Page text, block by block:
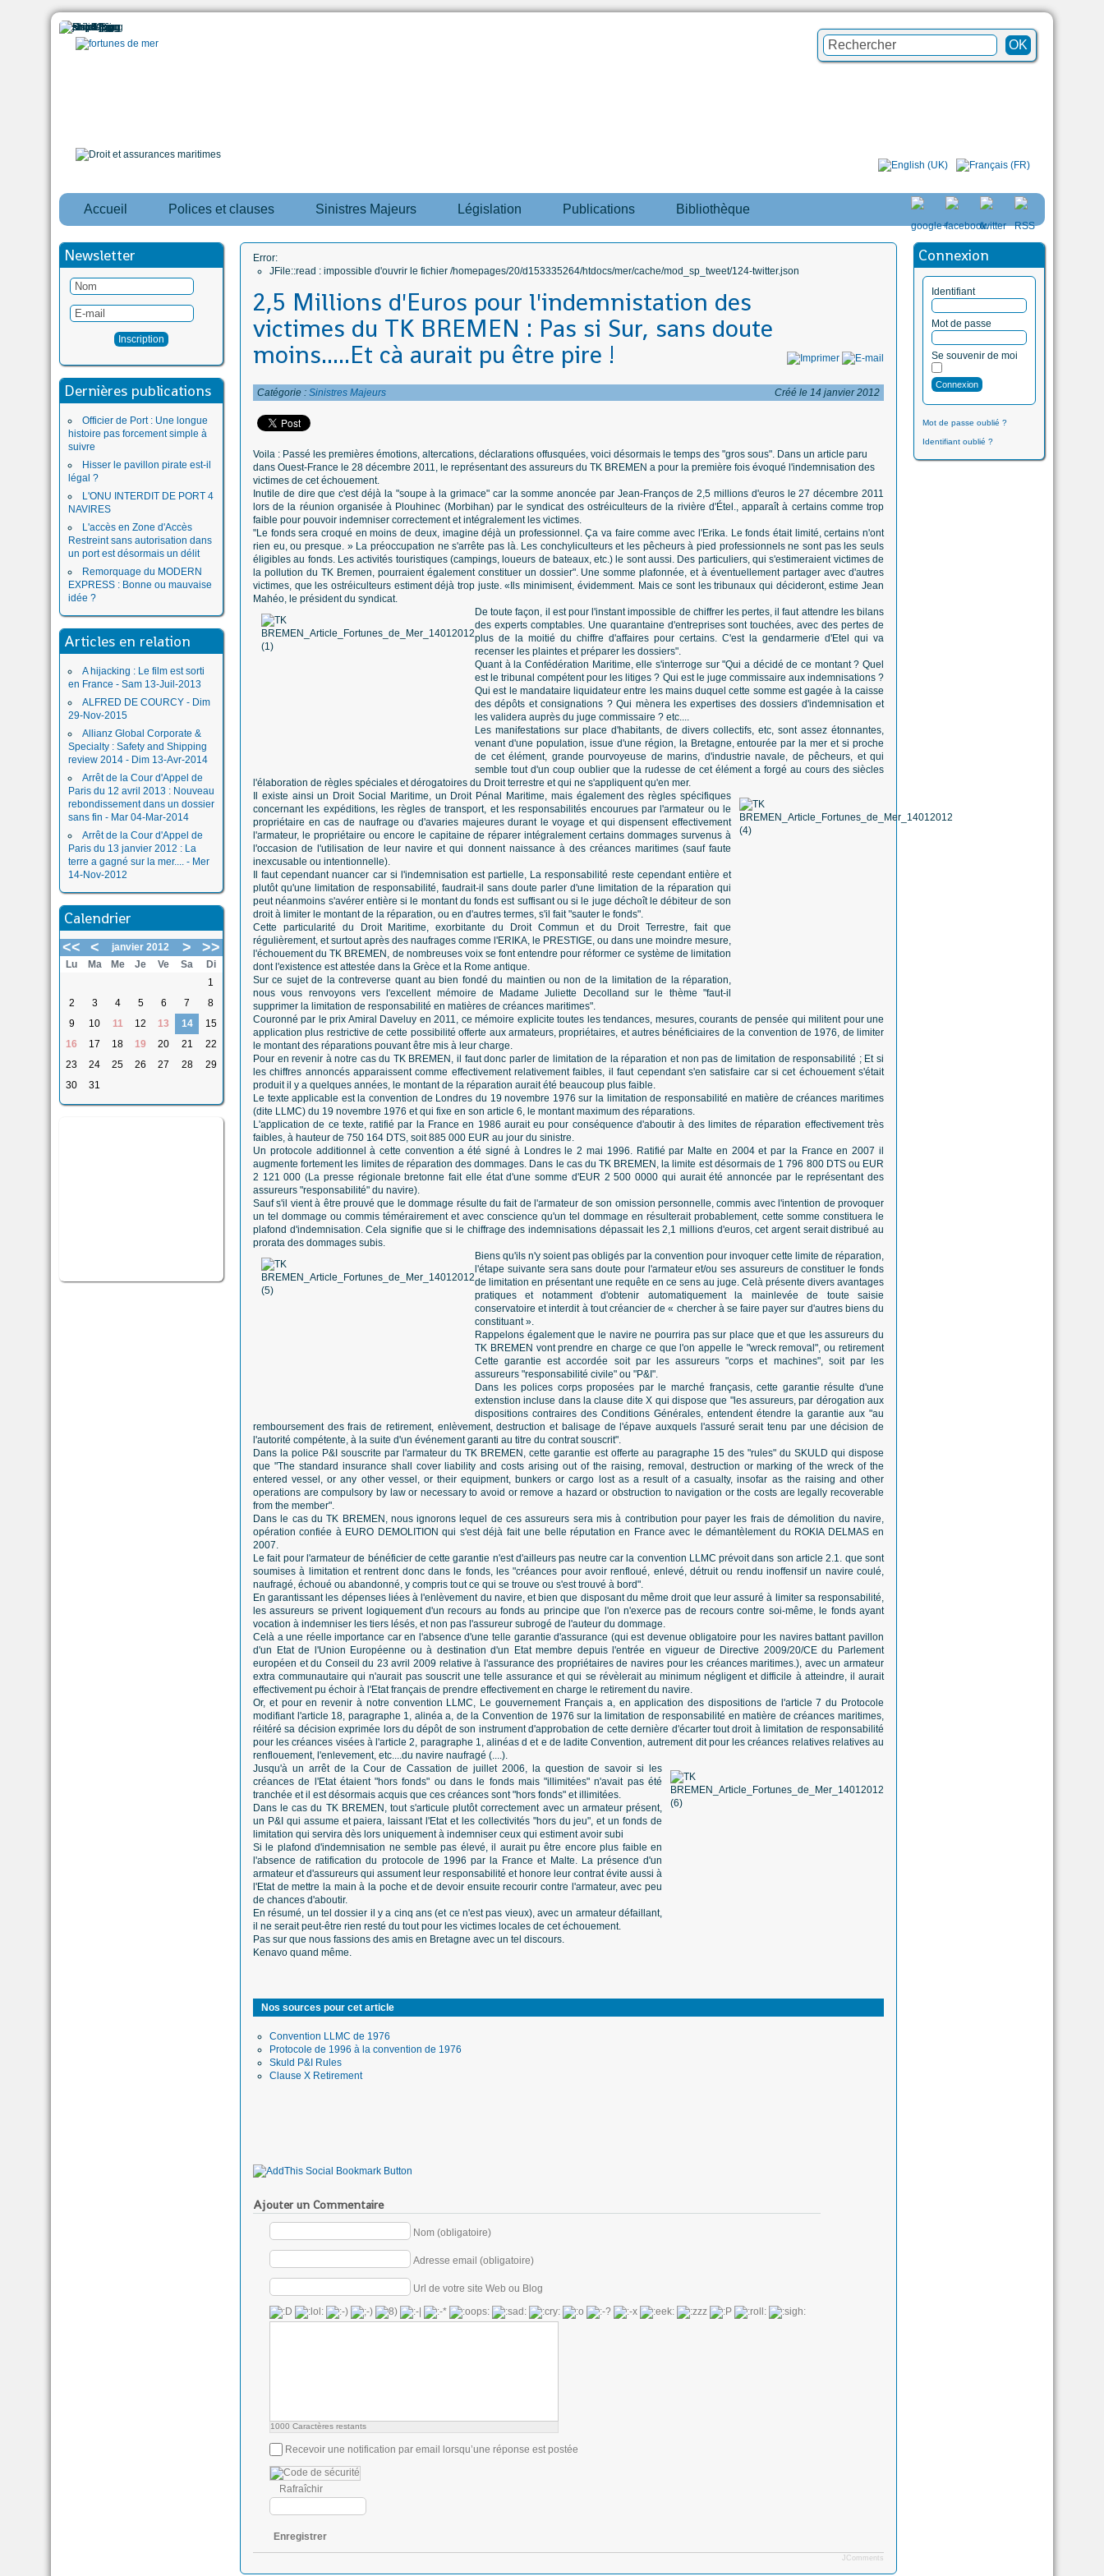
Accueil Polices et clauses Sinistres Majeurs Législation Publications Bibliothèque
Newsletter
Dernières publications
Officier de Port : Une longue
histoire pas forcement simple à
suivre
Hisser le pavillon pirate est-il
légal ?
L'ONU INTERDIT DE PORT 4
NAVIRES
L'accès en Zone d'Accès
Restreint sans autorisation dans
un port est désormais un délit
Remorquage du MODERN
EXPRESS : Bonne ou mauvaise
idée ?
Articles en relation
A hijacking : Le film est sorti
en France - Sam 13-Juil-2013
ALFRED DE COURCY - Dim
29-Nov-2015
Allianz Global Corporate &
Specialty : Safety and Shipping
review 2014 - Dim 13-Avr-2014
Arrêt de la Cour d'Appel de
Paris du 12 avril 2013 : Nouveau
rebondissement dans un dossier
sans fin - Mar 04-Mar-2014
Arrêt de la Cour d'Appel de
Paris du 13 janvier 2012 : La
terre a gagné sur la mer.... - Mer
14-Nov-2012
Calendrier
<< < janvier 2012 > >>
Lu Ma Me Je Ve Sa
Di
1
2
3 4 5 6 7
8
9
10 11 12 13 14
15
16
17 18 19 20 21
22
23
24 25 26 27 28
29
30
31
Connexion
Identifiant
Mot de passe
Se souvenir de moi
Mot de passe oublié ?
Identifiant oublié ?
Error:
JFile::read : impossible d'ouvrir le fichier /homepages/20/d153335264/htdocs/mer/cache/mod_sp_tweet/124-twitter.json
2,5 Millions d'Euros pour l'indemnistation des
victimes du TK BREMEN : Pas si Sur, sans doute
moins.....Et cà aurait pu être pire !
Catégorie : Sinistres Majeurs Créé le 14 janvier 2012
Voila : Passé les premières émotions, altercations, déclarations offusquées, voici désormais le temps des "gros sous". Dans un article paru
dans Ouest-France le 28 décembre 2011, le représentant des assureurs du TK BREMEN a pour la première fois évoqué l'indemnisation des
victimes de cet échouement.
Inutile de dire que c'est déjà la "soupe à la grimace" car la somme anoncée par Jean-Franços de 2,5 millions d'euros le 27 décembre 2011
lors de la réunion organisée à Plouhinec (Morbihan) par le syndicat des ostréiculteurs de la rivière d'Étel., apparaît à certains comme trop
faible pour pouvoir indemniser correctement et intégralement les victimes.
"Le fonds sera croqué en moins de deux, imagine déjà un professionnel. Ça va faire comme avec l'Erika. Le fonds était limité, certains n'ont
rien eu, ou presque. » La préoccupation ne s'arrête pas là. Les conchyliculteurs et les pêcheurs à pied professionnels ne sont pas les seuls
éligibles au fonds. Les activités touristiques (campings, loueurs de bateaux, etc.) le sont aussi. Des particuliers, qui s'estimeraient victimes de
la pollution du TK Bremen, pourraient également constituer un dossier". Une somme plafonnée, et à éventuellement partager avec d'autres
victimes, que les ostréiculteurs estiment déjà trop juste. «Ils minimisent, évidemment. Mais ce sont les tribunaux qui décideront, estime Jean
Mahéo, le président du syndicat.
De toute façon, il est pour l'instant impossible de chiffrer les pertes, il faut attendre les bilans
des experts comptables. Une quarantaine d'entreprises sont touchées, avec des pertes de
plus de la moitié du chiffre d'affaires pour certains. C'est la gendarmerie d'Etel qui va
recenser les plaintes et préparer les dossiers".
Quant à la Confédération Maritime, elle s'interroge sur "Qui a décidé de ce montant ? Quel
est le tribunal compétent pour les litiges ? Qui est le juge commissaire aux indemnisations ?
Qui est le mandataire liquidateur entre les mains duquel cette somme est gagée à la caisse
des dépôts et consignations ? Qui mènera les expertises des dossiers d'indemnisation et
les validera auprès du juge commissaire ? etc....
Les manifestations sur place d'habitants, de divers collectifs, etc, sont assez étonnantes,
venant d'une population, issue d'une région, la Bretagne, entourée par la mer et si proche
de cet élément, grande pourvoyeuse de marins, d'industrie navale, de pêcheurs, et qui
semble tout d'un coup oublier que la rudesse de cet élément a forgé au cours des siècles
l'élaboration de règles spéciales et dérogatoires du Droit terrestre et qui ne s'appliquent qu'en mer.
Il existe ainsi un Droit Social Maritime, un Droit Pénal Maritime, mais également des règles spécifiques
concernant les expéditions, les règles de transport, et les responsabilités encourues par l'armateur ou le
propriétaire en cas de naufrage ou d'avaries majeures durant le voyage et qui dispensent effectivement
l'armateur, le propriétaire ou encore le capitaine de réparer intégralement certains dommages survenus à
l'occasion de l'utilisation de leur navire et qui donnent naissance à des créances maritimes (sauf faute
inexcusable ou intentionnelle).
Il faut cependant nuancer car si l'indemnisation est partielle, La responsabilité reste cependant entière et
plutôt qu'une limitation de responsabilité, faudrait-il sans doute parler d'une limitation de la réparation qui
peut néanmoins s'avérer entière si le montant du fonds est suffisant ou si le juge déchoît le débiteur de son
droit à limiter le montant de la réparation, ou en d'autres termes, s'il fait "sauter le fonds".
Cette particularité du Droit Maritime, exorbitante du Droit Commun et du Droit Terrestre, fait que
régulièrement, et surtout après des naufrages comme l'ERIKA, le PRESTIGE, ou dans une moindre mesure,
l'échouement du TK BREMEN, de nombreuses voix se font entendre pour réformer ce système de limitation
dont l'existence est attestée dans la Grèce et la Rome antique.
Sur ce sujet de la contreverse quant au bien fondé du maintien ou non de la limitation de la réparation,
nous vous renvoyons vers l'excellent mémoire de Madame Juliette Decolland sur le thème "faut-il
supprimer la limitation de responsabilité en matières de créances maritimes".
Couronné par le prix Amiral Daveluy en 2011, ce mémoire explicite toutes les tendances, mesures, courants de pensée qui militent pour une
application plus restrictive de cette possibilité offerte aux armateurs, propriétaires, et autres bénéficiaires de la convention de 1976, de limiter
le montant des réparations pouvant être mis à leur charge.
Pour en revenir à notre cas du TK BREMEN, il faut donc parler de limitation de la réparation et non pas de limitation de responsabilité ; Et si
les chiffres annoncés apparaissent comme effectivement relativement faibles, il faut cependant s'en satisfaire car si cet échouement s'était
produit il y a quelques années, le montant de la réparation aurait été beaucoup plus faible.
Le texte applicable est la convention de Londres du 19 novembre 1976 sur la limitation de responsabilité en matière de créances maritimes
(dite LLMC) du 19 novembre 1976 et qui fixe en son article 6, le montant maximum des réparations.
L'application de ce texte, ratifié par la France en 1986 aurait eu pour conséquence d'aboutir à des limites de réparation effectivement très
faibles, à hauteur de 750 164 DTS, soit 885 000 EUR au jour du sinistre.
Un protocole additionnel à cette convention a été signé à Londres le 2 mai 1996. Ratifié par Malte en 2004 et par la France en 2007 il
augmente fortement les limites de réparation des dommages. Dans le cas du TK BREMEN, la limite est désormais de 1 796 800 DTS ou EUR
2 121 000 (La presse régionale bretonne fait elle état d'une somme d'EUR 2 500 0000 qui aurait été annoncée par le représentant des
assureurs "responsabilité" du navire).
Sauf s'il vient à être prouvé que le dommage résulte du fait de l'armateur de son omission personnelle, commis avec l'intention de provoquer
un tel dommage ou commis témérairement et avec conscience qu'un tel dommage en résulterait probablement, cette somme constituera le
plafond d'indemnisation. Cela signifie que si le chiffrage des indemnisations dépassait les 2,1 millions d'euros, cet argent serait distribué au
prorata des dommages subis.
Biens qu'ils n'y soient pas obligés par la convention pour invoquer cette limite de réparation,
l'étape suivante sera sans doute pour l'armateur et/ou ses assureurs de constituer le fonds
de limitation en présentant une requête en ce sens au juge. Celà présente divers avantages
pratiques et notamment d'obtenir automatiquement la mainlevée de toute saisie
conservatoire et interdit à tout créancier de « chercher à se faire payer sur d'autres biens du
constituant ».
Rappelons également que le navire ne pourrira pas sur place que et que les assureurs du
TK BREMEN vont prendre en charge ce que l'on appelle le "wreck removal", ou retirement
Cette garantie est accordée soit par les assureurs "corps et machines", soit par les
assureurs "responsabilité civile" ou "P&I".
Dans les polices corps proposées par le marché françasis, cette garantie résulte d'une
extenstion incluse dans la clause dite X qui dispose que "les assureurs, par dérogation aux
dispositions contraires des Conditions Générales, entendent étendre la garantie aux "au
remboursement des frais de retirement, enlèvement, destruction et balisage de l'épave auxquels l'assuré serait tenu par une décision de
l'autorité compétente, à la suite d'un événement garanti au titre du contrat souscrit".
Dans la police P&I souscrite par l'armateur du TK BREMEN, cette garantie est offerte au paragraphe 15 des "rules" du SKULD qui dispose
que "The standard insurance shall cover liability and costs arising out of the raising, removal, destruction or marking of the wreck of the
entered vessel, or any other vessel, or their equipment, bunkers or cargo lost as a result of a casualty, insofar as the raising and other
operations are compulsory by law or necessary to avoid or remove a hazard or obstruction to navigation or the costs are legally recoverable
from the member".
Dans le cas du TK BREMEN, nous ignorons lequel de ces assureurs sera mis à contribution pour payer les frais de démolition du navire,
opération confiée à EURO DEMOLITION qui s'est déjà fait une belle réputation en France avec le démantèlement du ROKIA DELMAS en
2007.
Le fait pour l'armateur de bénéficier de cette garantie n'est d'ailleurs pas neutre car la convention LLMC prévoit dans son article 2.1. que sont
soumises à limitation et rentrent donc dans le fonds, les "créances pour avoir renfloué, enlevé, détruit ou rendu inoffensif un navire coulé,
naufragé, échoué ou abandonné, y compris tout ce qui se trouve ou s'est trouvé à bord".
En garantissant les dépenses liées à l'enlèvement du navire, et bien que disposant du même droit que leur assuré à limiter sa responsabilité,
les assureurs se privent logiquement d'un recours au fonds au principe que l'on n'exerce pas de recours contre soi-même, le fonds ayant
vocation à indemniser les tiers lésés, et non pas l'assureur subrogé de l'auteur du dommage.
Celà a une réelle importance car en l'absence d'une telle garantie d'assurance (qui est devenue obligatoire pour les navires battant pavillon
d'un Etat de l'Union Européenne ou à destination d'un Etat membre depuis l'entrée en vigueur de Directive 2009/20/CE du Parlement
européen et du Conseil du 23 avril 2009 relative à l'assurance des propriétaires de navires pour les créances maritimes.), avec un armateur
extra communautaire qui n'aurait pas souscrit une telle assurance et qui se révèlerait au minimum négligent et difficile à atteindre, il aurait
effectivement pu échoir à l'Etat français de prendre effectivement en charge le retirement du navire.
Or, et pour en revenir à notre convention LLMC, Le gouvernement Français a, en application des dispositions de l'article 7 du Protocole
modifiant l'article 18, paragraphe 1, alinéa a, de la Convention de 1976 sur la limitation de responsabilité en matière de créances maritimes,
réitéré sa décision exprimée lors du dépôt de son instrument d'approbation de cette dernière d'écarter tout droit à limitation de responsabilité
pour les créances visées à l'article 2, paragraphe 1, alinéas d et e de ladite Convention, autrement dit pour les créances relatives relatives au
renflouement, l'enlevement, etc....du navire naufragé (....).
Jusqu'à un arrêt de la Cour de Cassation de juillet 2006, la question de savoir si les
créances de l'Etat étaient "hors fonds" ou dans le fonds mais "illimitées" n'avait pas été
tranchée et il est désormais acquis que ces créances sont "hors fonds" et illimitées.
Dans le cas du TK BREMEN, tout s'articule plutôt correctement avec un armateur présent,
un P&I qui assume et paiera, laissant l'Etat et les collectivités "hors du jeu", et un fonds de
limitation qui servira dès lors uniquement à indemniser ceux qui estiment avoir subi
Si le plafond d'indemnisation ne semble pas élevé, il aurait pu être encore plus faible en
l'absence de ratification du protocole de 1996 par la France et Malte. La présence d'un
armateur et d'assureurs qui assument leur responsabilité et honore leur contrat évite aussi à
l'Etat de mettre la main à la poche et de devoir ensuite recourir contre l'armateur, avec peu
de chances d'aboutir.
En résumé, un tel dossier il y a cinq ans (et ce n'est pas vieux), avec un armateur défaillant,
il ne serait peut-être rien resté du tout pour les victimes locales de cet échouement.
Pas sur que nous fassions des amis en Bretagne avec un tel discours.
Kenavo quand même.
Nos sources pour cet article
Convention LLMC de 1976
Protocole de 1996 à la convention de 1976
Skuld P&I Rules
Clause X Retirement
Ajouter un Commentaire
Nom (obligatoire)
Adresse email (obligatoire)
Url de votre site Web ou Blog
1000 Caractères restants
Recevoir une notification par email lorsqu’une réponse est postée
Rafraîchir
Enregistrer
JComments